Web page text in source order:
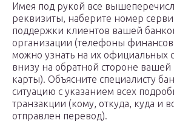
Имея под рукой все
реквизиты, наберите номер
поддержки клиентов вашей
организации (телефоны
можно узнать на их официальных
внизу на обратной стороне вашей
карты). Объясните специалисту
ситуацию с указанием всех
транзакции (кому, откуда, куда и
отправлен перевод).